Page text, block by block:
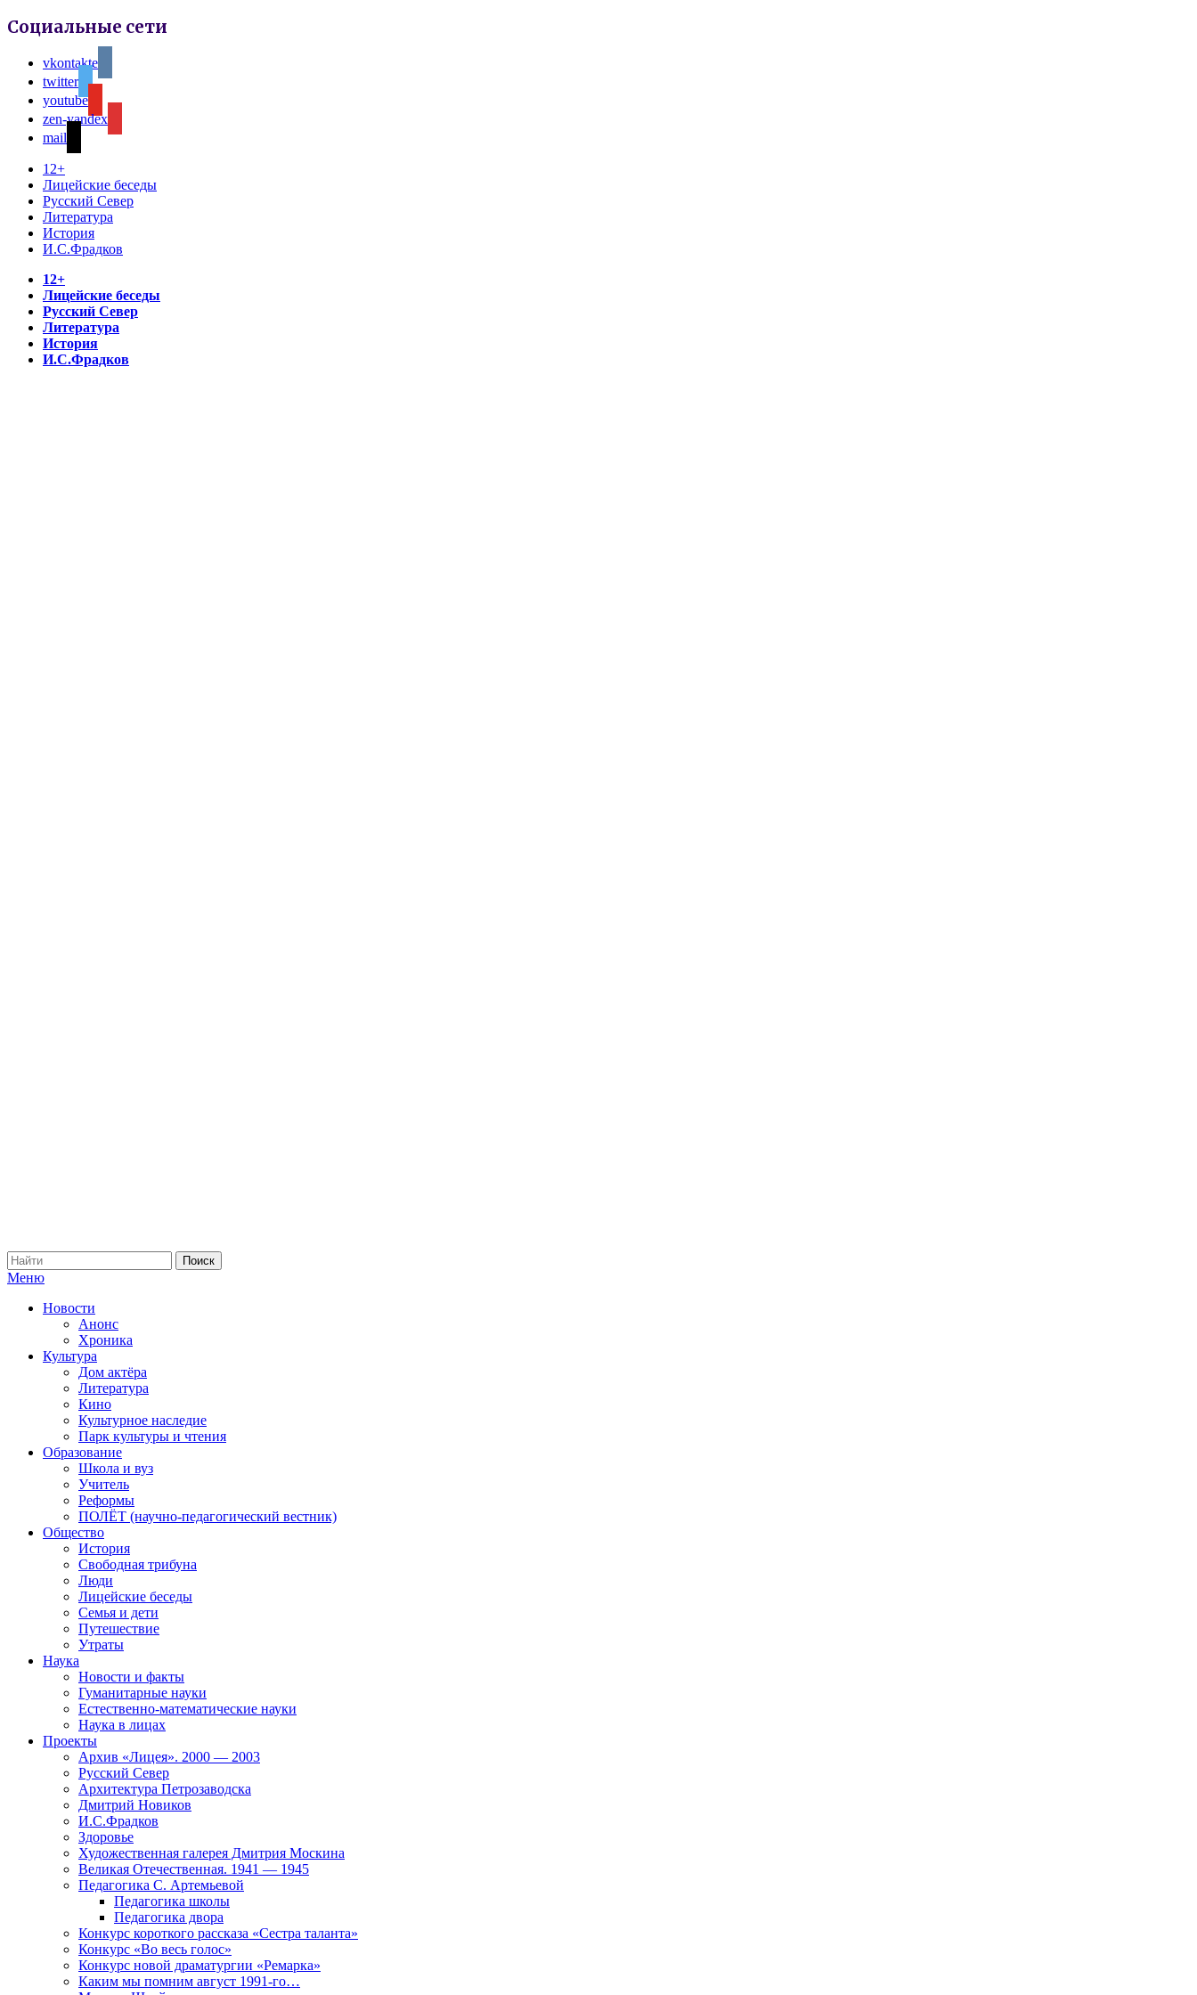
Социальные сети
vkontakte
twitter
youtube
zen-yandex
mail
12+
Лицейские беседы
Русский Север
Литература
История
И.С.Фрадков
12+
Лицейские беседы
Русский Север
Литература
История
И.С.Фрадков
Меню
Новости
Анонс
Хроника
Культура
Дом актёра
Литература
Кино
Культурное наследие
Парк культуры и чтения
Образование
Школа и вуз
Учитель
Реформы
ПОЛЁТ (научно-педагогический вестник)
Общество
История
Свободная трибуна
Люди
Лицейские беседы
Семья и дети
Путешествие
Утраты
Наука
Новости и факты
Гуманитарные науки
Естественно-математические науки
Наука в лицах
Проекты
Архив «Лицея». 2000 — 2003
Русский Север
Архитектура Петрозаводска
Дмитрий Новиков
И.С.Фрадков
Здоровье
Художественная галерея Дмитрия Москина
Великая Отечественная. 1941 — 1945
Педагогика С. Артемьевой
Педагогика школы
Педагогика двора
Конкурс короткого рассказа «Сестра таланта»
Конкурс «Во весь голос»
Конкурс новой драматургии «Ремарка»
Каким мы помним август 1991-го…